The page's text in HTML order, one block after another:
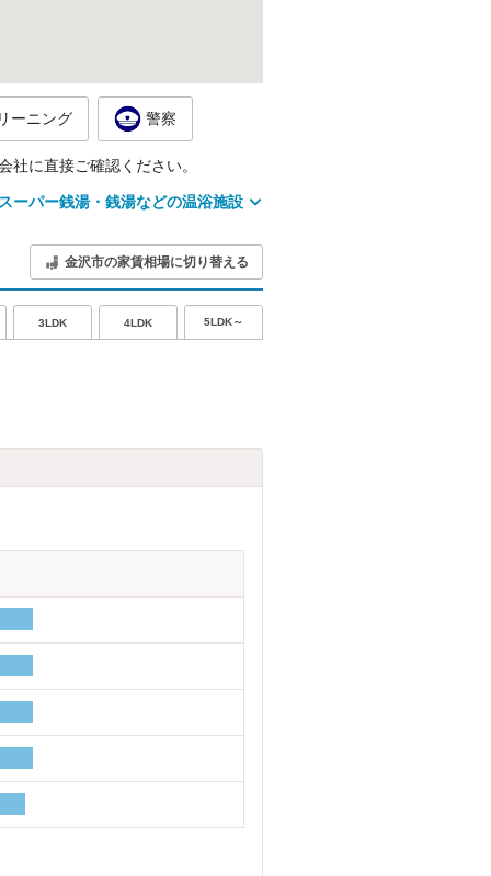
ーニング 警察
に直接ご確認ください。
ーパー銭湯・銭湯などの温浴施設
金沢市の家賃相場に切り替える
3LDK 4LDK 5LDK～